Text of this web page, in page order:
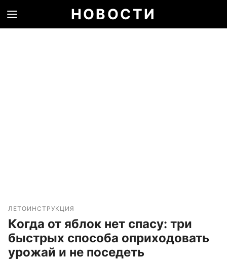
НОВОСТИ
ЛЕТОИНСТРУКЦИЯ
Когда от яблок нет спасу: три
быстрых способа оприходовать
урожай и не поседеть